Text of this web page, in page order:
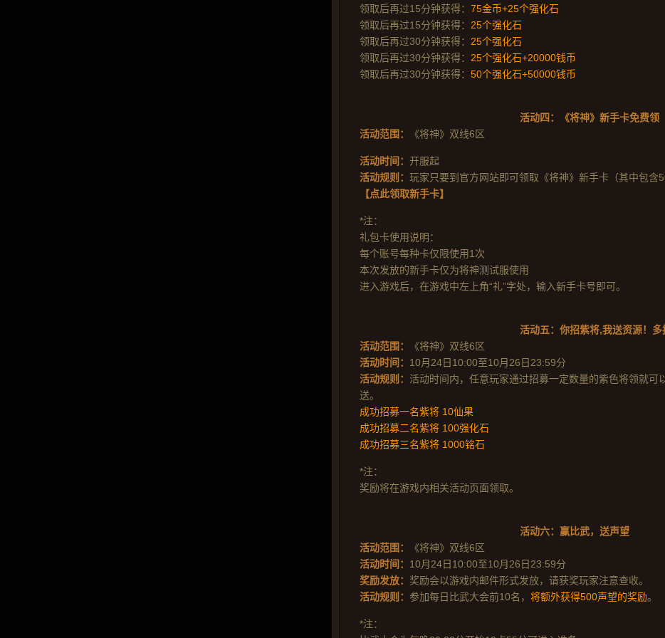
领取后再过15分钟获得： 75金币+25个强化石
领取后再过15分钟获得： 25个强化石
领取后再过30分钟获得： 25个强化石
领取后再过30分钟获得： 25个强化石+20000钱币
领取后再过30分钟获得： 50个强化石+50000钱币
活动四：《将神》新手卡免费领
活动范围：
《将神》双线6区
活动时间： 开服起
活动规则： 玩家只要到官方网站即可领取《将神》新手卡（其中包含
【点此领取新手卡】
*注：
礼包卡使用说明：
每个账号每种卡仅限使用1次
本次发放的新手卡仅为将神测试服使用
进入游戏后，在游戏中左上角“礼”字处，输入新手卡号即可。
活动五：你招紫将,我送资源！多
活动范围：
《将神》双线6区
活动时间： 10月24日10:00至10月26日23:59分
活动规则： 活动时间内，任意玩家通过招募一定数量的紫色将领就可
送。
成功招募一名紫将 10仙果
成功招募二名紫将 100强化石
成功招募三名紫将 1000铭石
*注：
奖励将在游戏内相关活动页面领取。
活动六：赢比武，送声望
活动范围：
《将神》双线6区
活动时间： 10月24日10:00至10月26日23:59分
奖励发放： 奖励会以游戏内邮件形式发放，请获奖玩家注意查收。
活动规则： 参加每日比武大会前10名， 将额外获得500声望的奖励。
*注：